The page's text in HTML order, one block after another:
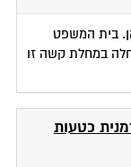
בית המשפט
במחלת קשה זו
כטעות